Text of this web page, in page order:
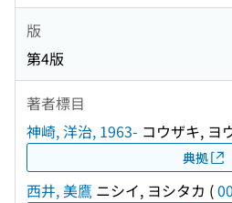
版
第4版
著者標目
神崎, 洋治, 1963- コウザキ, ヨ
典拠
西井, 美鷹 ニシイ, ヨシタカ (